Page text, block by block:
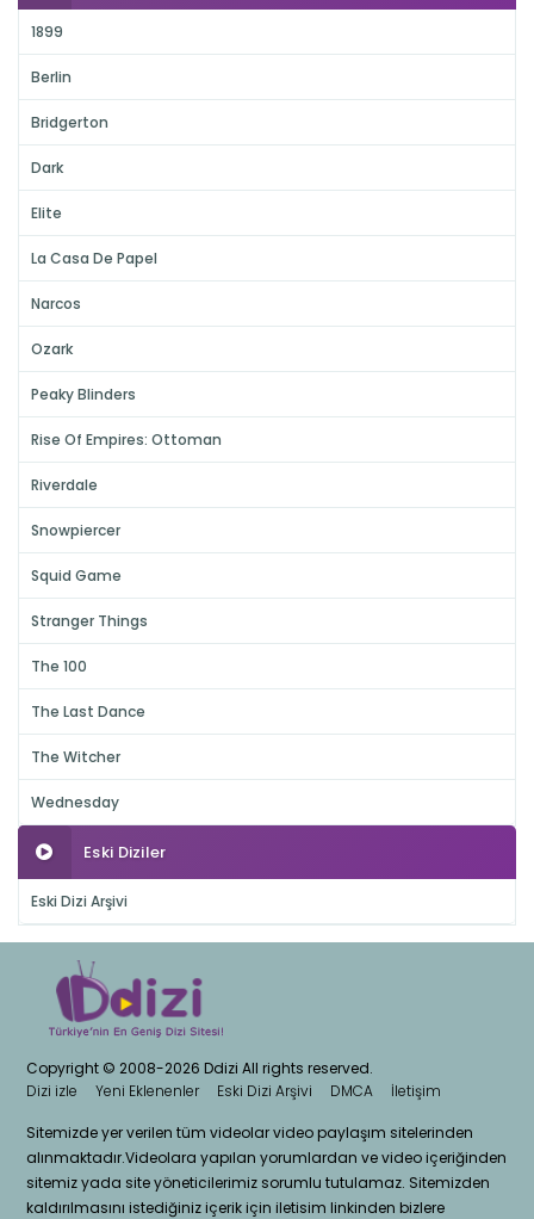
1899
Berlin
Bridgerton
Dark
Elite
La Casa De Papel
Narcos
Ozark
Peaky Blinders
Rise Of Empires: Ottoman
Riverdale
Snowpiercer
Squid Game
Stranger Things
The 100
The Last Dance
The Witcher
Wednesday
Eski Diziler
Eski Dizi Arşivi
Copyright © 2008-2026 Ddizi All rights reserved.
Dizi izle
Yeni Eklenenler Eski Dizi Arşivi DMCA İletişim
Sitemizde yer verilen tüm videolar video paylaşım sitelerinden
alınmaktadır.Videolara yapılan yorumlardan ve video içeriğinden
sitemiz yada site yöneticilerimiz sorumlu tutulamaz. Sitemizden
kaldırılmasını istediğiniz içerik için iletisim linkinden bizlere